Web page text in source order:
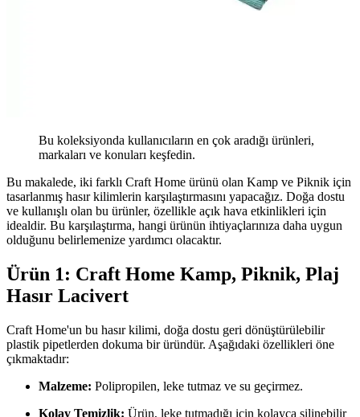
Bu koleksiyonda kullanıcıların en çok aradığı ürünleri,
markaları ve konuları keşfedin.
Bu makalede, iki farklı Craft Home ürünü olan Kamp ve Piknik için
tasarlanmış hasır kilimlerin karşılaştırmasını yapacağız. Doğa dostu
ve kullanışlı olan bu ürünler, özellikle açık hava etkinlikleri için
idealdir. Bu karşılaştırma, hangi ürünün ihtiyaçlarınıza daha uygun
olduğunu belirlemenize yardımcı olacaktır.
Ürün 1: Craft Home Kamp, Piknik, Plaj
Hasır Lacivert
Craft Home'un bu hasır kilimi, doğa dostu geri dönüştürülebilir
plastik pipetlerden dokuma bir üründür. Aşağıdaki özellikleri öne
çıkmaktadır:
Malzeme: Polipropilen, leke tutmaz ve su geçirmez.
Kolay Temizlik: Ürün, leke tutmadığı için kolayca silinebilir